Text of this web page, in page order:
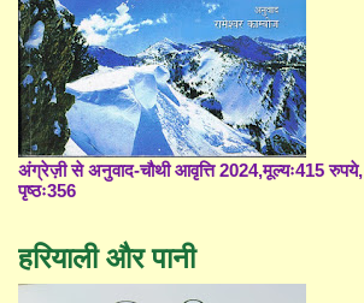
अंग्रेज़ी से अनुवाद-चौथी आवृत्ति 2024,मूल्यः415 रुपये,
पृष्ठः356
हरियाली और पानी